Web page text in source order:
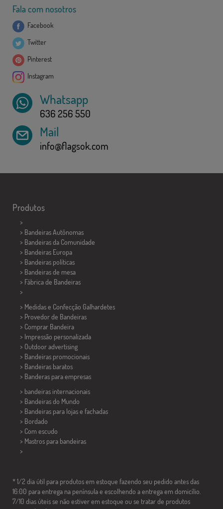
Fala com nosotros
Facebook
Twitter
Pinterest
Instagram
Whatsapp
636 256 550
Mail
info@flagsok.com
Produtos
>
> Bandeiras Autônomas
> Bandeiras da Comunidade
> Bandeiras Europa
> Bandeiras políticas
> Bandeiras de mesa
> Fábrica de Bandeiras
>
> Medidas e Confecção Galhardetes
> Provedor de Bandeiras
> Comprar Bandeira
> Impressão personalizada
> Outdoor advertising
> Bandeiras promocionais
> Bandeiras baratos
> Banderas para empresas
> bandeiras internacionais
> Bandeiras do Mundo
> Bandeiras para lojas e fachadas
> Bordado
> Com escudo
> Mastros para bandeiras
>
* 1/2 dia útil para produtos em estoque fazendo seu pedido antes das
16:00 para entrega na península e escolhendo a entrega em domicílio.
7/10 dias úteis se não estiver em estoque ou se tratar de produtos